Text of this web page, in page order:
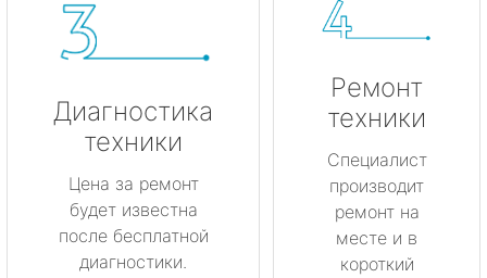
Диагностика
техники
Цена за ремонт
будет известна
после бесплатной
диагностики.
Ремонт
техники
Специалист
производит
ремонт на
месте и в
короткий